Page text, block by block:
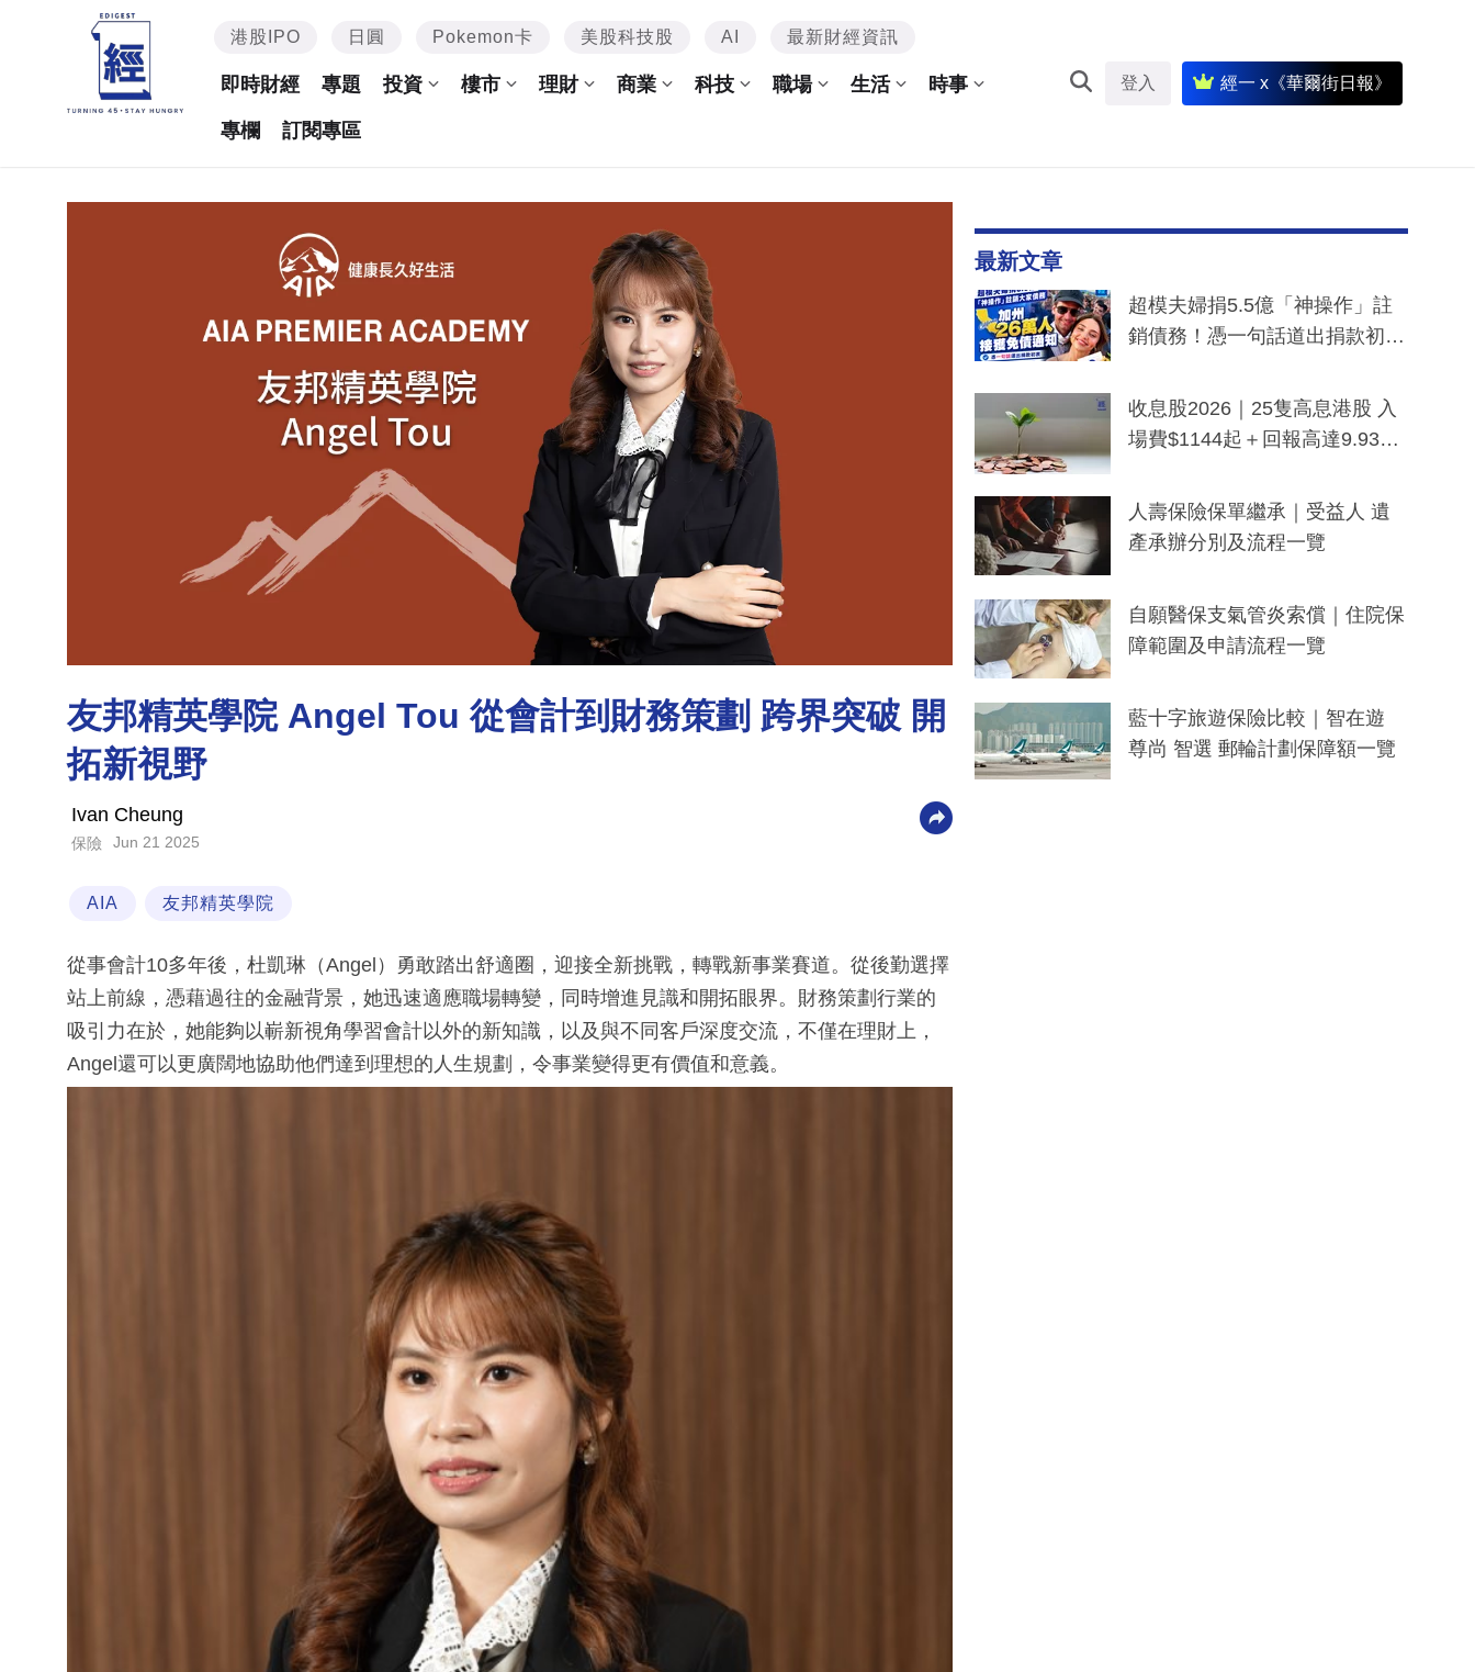
港股IPO 日圓 Pokemon卡 美股科技股 AI 最新財經資訊
即時財經 專題 投資 樓市 理財 商業 科技 職場 生活 時事
專欄 訂閱專區
登入 經一 x《華爾街日報》
友邦精英學院 Angel Tou 從會計到財務策劃 跨界突破 開
拓新視野
Ivan Cheung
保險 Jun 21 2025
AIA 友邦精英學院
從事會計10多年後，杜凱琳（Angel）勇敢踏出舒適圈，迎接全新挑戰，轉戰新事業賽道。從後勤選擇
站上前線，憑藉過往的金融背景，她迅速適應職場轉變，同時增進見識和開拓眼界。財務策劃行業的
吸引力在於，她能夠以嶄新視角學習會計以外的新知識，以及與不同客戶深度交流，不僅在理財上，
Angel還可以更廣闊地協助他們達到理想的人生規劃，令事業變得更有價值和意義。
最新文章
超模夫婦捐5.5億「神操作」註
銷債務！憑一句話道出捐款初
一度被誤當詐騙手段
收息股2026｜25隻高息港股 入
場費$1144起＋回報高達9.93
人壽保險保單繼承｜受益人 遺
產承辦分別及流程一覽
自願醫保支氣管炎索償｜住院保
障範圍及申請流程一覽
藍十字旅遊保險比較｜智在遊
尊尚 智選 郵輪計劃保障額一覽